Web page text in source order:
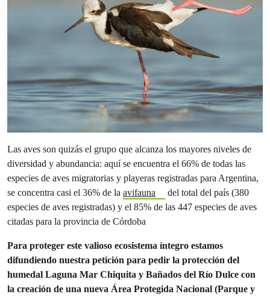
Las aves son quizás el grupo que alcanza los mayores niveles de
diversidad y abundancia: aquí se encuentra el 66% de todas las
especies de aves migratorias y playeras registradas para Argentina,
se concentra casi el 36% de la avifauna
del total del país (380
especies de aves registradas) y el 85% de las 447 especies de aves
citadas para la provincia de Córdoba
Para proteger este valioso ecosistema íntegro estamos
difundiendo nuestra petición para pedir la protección del
humedal Laguna Mar Chiquita y Bañados del Río Dulce con
la creación de una nueva Área Protegida Nacional (Parque y